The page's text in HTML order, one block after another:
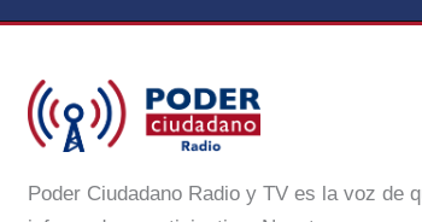
Poder Ciudadano Radio y TV es la voz de